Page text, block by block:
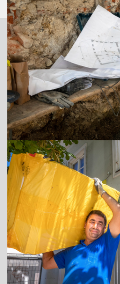
REFERENZEN
KONTAKT
ADRESSE